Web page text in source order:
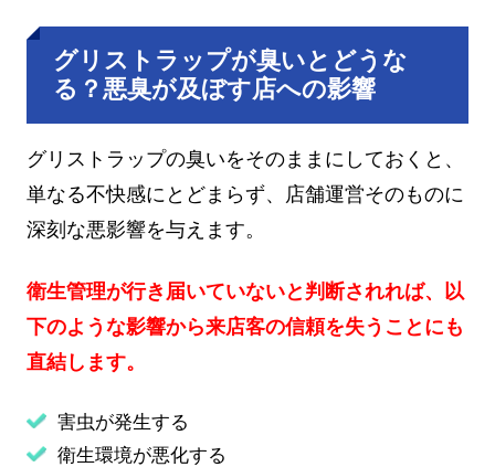
グリストラップが臭いとどうな
る？悪臭が及ぼす店への影響
グリストラップの臭いをそのままにしておくと、
単なる不快感にとどまらず、店舗運営そのものに
深刻な悪影響を与えます。
衛生管理が行き届いていないと判断されれば、以
下のような影響から来店客の信頼を失うことにも
直結します。
害虫が発生する
衛生環境が悪化する